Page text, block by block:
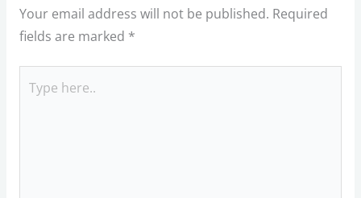
Your email address will not be published. Required
fields are marked *
here..